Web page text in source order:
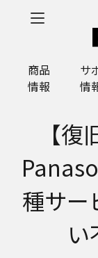
商品
情報
サ
情
【
種サー
い